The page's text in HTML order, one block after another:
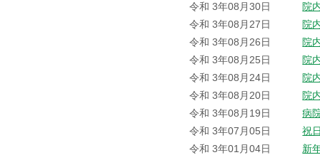
令和 3年08月30日
院
令和 3年08月27日
院
令和 3年08月26日
院
令和 3年08月25日
院
令和 3年08月24日
院
令和 3年08月20日
院
令和 3年08月19日
病
令和 3年07月05日
祝
令和 3年01月04日
新